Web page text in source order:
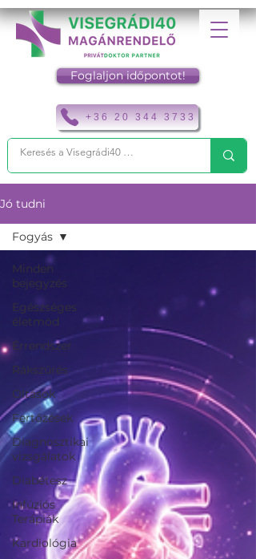
+36 20 344 3733
Foglaljon időpontot!
Jó tudni
Minden
bejegyzés
Egészséges
életmód
Érrendszer
Rákszűrés
Oltások
Fertőzések
Diagnosztikai
vizsgálatok
Diabétesz
Infúziós
Terápiák
Kardiológia
Fogyás